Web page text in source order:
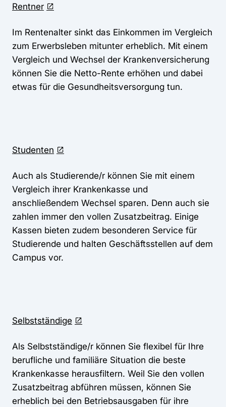
Rentner
Im Rentenalter sinkt das Einkommen im Vergleich
zum Erwerbsleben mitunter erheblich. Mit einem
Vergleich und Wechsel der Krankenversicherung
können Sie die Netto-Rente erhöhen und dabei
etwas für die Gesundheitsversorgung tun.
Studenten
Auch als Studierende/r können Sie mit einem
Vergleich ihrer Krankenkasse und
anschließendem Wechsel sparen. Denn auch sie
zahlen immer den vollen Zusatzbeitrag. Einige
Kassen bieten zudem besonderen Service für
Studierende und halten Geschäftsstellen auf dem
Campus vor.
Selbstständige
Als Selbstständige/r können Sie flexibel für Ihre
berufliche und familiäre Situation die beste
Krankenkasse herausfiltern. Weil Sie den vollen
Zusatzbeitrag abführen müssen, können Sie
erheblich bei den Betriebsausgaben für ihre